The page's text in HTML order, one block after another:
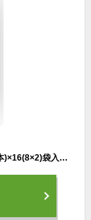
井村屋 もっちりぷるんわらびもち 黒糖 105g(15g×7本)×16(8×2)袋入｜ 送料無料 和菓子 餅 わらび餅